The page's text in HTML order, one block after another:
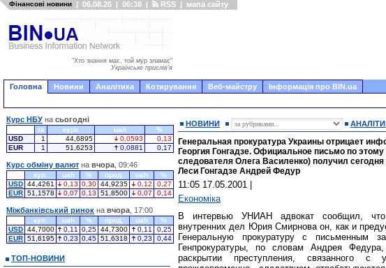
Фінансові новини | 06.08.26 | 06:38 | RSS | мапа сайту
"Хто знання має, той мур зламає"
Українське прислів'я
Головна Новини Аналітика Котирування Веб-майстру Інформація про BIN.ua
НОВИНИ
Генеральная прокуратура Украины отрицает
Георгия Гонгадзе. Официальное письмо по
следователя Олега Василенко) получил
Леси Гонгадзе Андрей Федур
11:05 17.05.2001
Економіка
В интервью УНИАН адвокат сообщил, что
внутренних дел Юрия Смирнова он, как и
Генеральную прокуратуру с письменным
Генпрокуратуры, по словам Андрея
раскрытии преступления, связанного с
Курс НБУ на сьогодні
за курс uah
%
USD
1 44,6895 0,0593
0,13
EUR
1 51,6253 0,0881 0,17
Курс обміну валют на вчора , 09:46
куп. uah % прод. uah
%
USD 44,4261 0,13 0,30 44,9235 0,12
0,27
EUR 51,1578 0,07 0,13 51,8500 0,07 0,14
Міжбанківський ринок на вчора , 17:00
куп. uah % прод. uah
%
USD 44,7000 0,11 0,25 44,7300 0,11
0,25
EUR 51,6195 0,23 0,45 51,6318 0,23 0,44
ТОП-НОВИНИ